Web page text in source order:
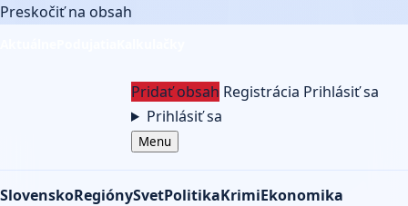
Preskočiť na obsah
Pridať obsah Registrácia Prihlásiť sa
Prihlásiť sa
Menu
SlovenskoRegiónySvetPolitikaKrimiEkonomika